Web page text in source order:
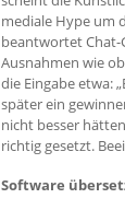
mediale Hype um
beantwortet Chat-
Ausnahmen wie
die Eingabe etwa:
später ein
nicht besser
richtig gesetzt.
Software